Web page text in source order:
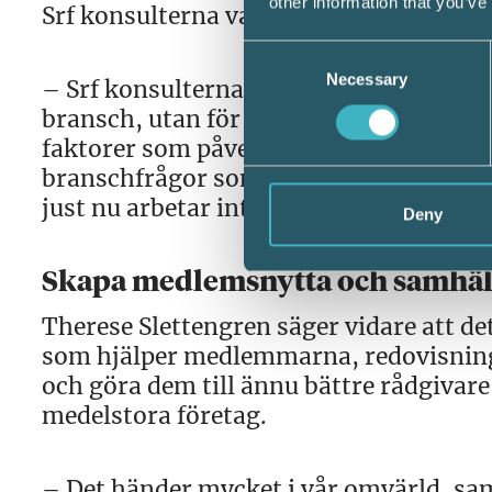
Necessary
Deny
Srf konsulterna var bland annat
– Srf konsulterna ligger i framkant i
bransch, utan för hela samhället. Just
faktorer som påverkar oss, så som
branschfrågor som är centrala för ett
just nu arbetar intensivt med.
Skapa medlemsnytta och
Therese Slettengren säger vidare att
som hjälper medlemmarna,
och göra dem till ännu bättre
medelstora företag.